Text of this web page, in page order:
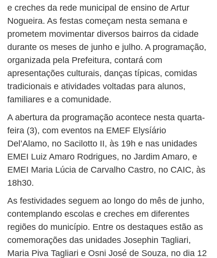
e creches da rede municipal de ensino de Artur
Nogueira. As festas começam nesta semana e
prometem movimentar diversos bairros da cidade
durante os meses de junho e julho. A programação,
organizada pela Prefeitura, contará com
apresentações culturais, danças típicas, comidas
tradicionais e atividades voltadas para alunos,
familiares e a comunidade.
A abertura da programação acontece nesta quarta-
feira (3), com eventos na EMEF Elysíário
Del’Alamo, no Sacilotto II, às 19h e nas unidades
EMEI Luiz Amaro Rodrigues, no Jardim Amaro, e
EMEI Maria Lúcia de Carvalho Castro, no CAIC, às
18h30.
As festividades seguem ao longo do mês de junho,
contemplando escolas e creches em diferentes
regiões do município. Entre os destaques estão as
comemorações das unidades Josephin Tagliari,
Maria Piva Tagliari e Osni José de Souza, no dia 12